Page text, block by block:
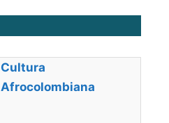
Cultura
Afrocolombiana